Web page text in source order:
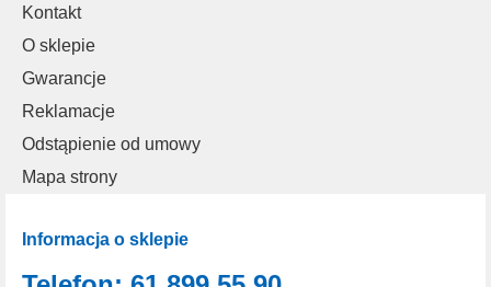
Kontakt
O sklepie
Gwarancje
Reklamacje
Odstąpienie od umowy
Mapa strony
Informacja o sklepie